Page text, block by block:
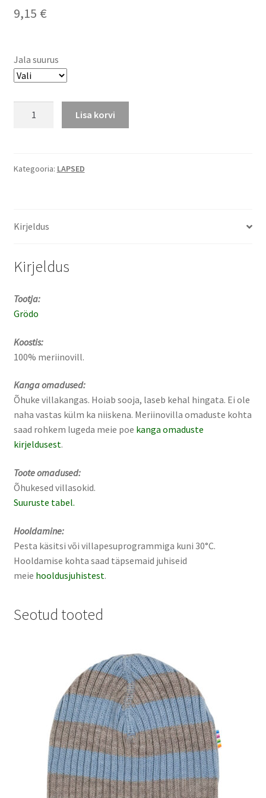
9,15 €
Jala suurus
Lisa korvi
Kategooria: LAPSED
Kirjeldus
Kirjeldus
Tootja:
Grödo
Koostis:
100% meriinovill.
Kanga omadused:
Õhuke villakangas. Hoiab sooja, laseb kehal hingata. Ei ole
naha vastas külm ka niiskena. Meriinovilla omaduste kohta
saad rohkem lugeda meie poe kanga omaduste
kirjeldusest.
Toote omadused:
Õhukesed villasokid.
Suuruste tabel.
Hooldamine:
Pesta käsitsi või villapesuprogrammiga kuni 30°C.
Hooldamise kohta saad täpsemaid juhiseid
meie hooldusjuhistest.
Seotud tooted